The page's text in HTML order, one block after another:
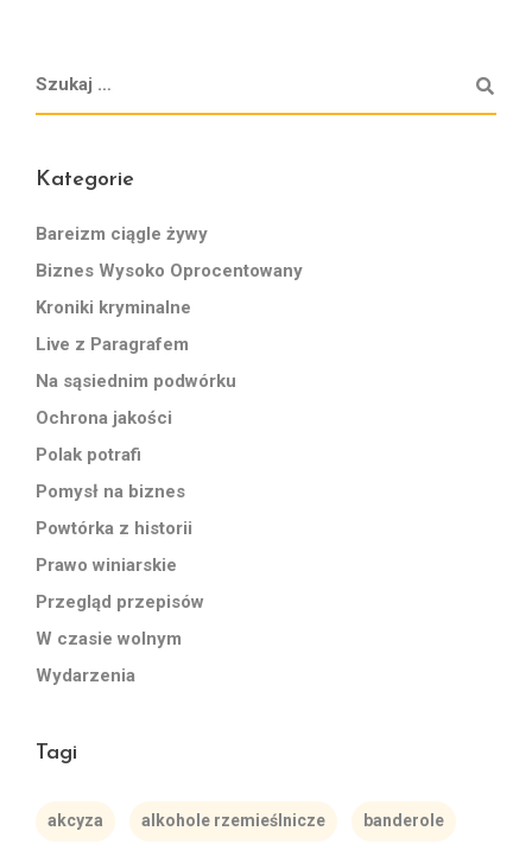
Kategorie
Bareizm ciągle żywy
Biznes Wysoko Oprocentowany
Kroniki kryminalne
Live z Paragrafem
Na sąsiednim podwórku
Ochrona jakości
Polak potrafi
Pomysł na biznes
Powtórka z historii
Prawo winiarskie
Przegląd przepisów
W czasie wolnym
Wydarzenia
Tagi
akcyza alkohole rzemieślnicze banderole